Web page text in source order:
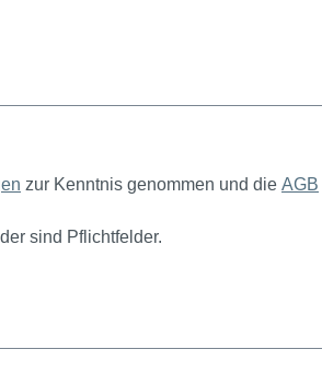
zur Kenntnis genommen und die AGB
sind Pflichtfelder.